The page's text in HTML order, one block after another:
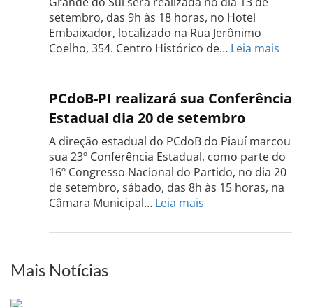
18
de
setembro
setembro, das 9h às 18 horas, no Hotel
Embaixador, localizado na Rua Jerônimo
Coelho, 354. Centro Histórico de… Leia mais
do
PCdoB
Rio
do
Sul
dia
PCdoB-PI realizará sua Conferência
Estadual dia 20 de setembro
A direção estadual do PCdoB do Piauí marcou
sua 23º Conferência Estadual, como parte do
16º Congresso Nacional do Partido, no dia 20
de setembro, sábado, das 8h às 15 horas, na
Câmara Municipal… Leia mais
PI
Mais Notícias